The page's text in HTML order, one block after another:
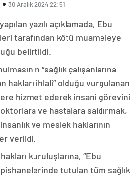
30 Aralık 2024 22:51
yazılı açıklamada, Ebu
tarafından kötü muameleye
belirtildi.
“sağlık çalışanlarına
hakları ihlali” olduğu vurgulanan
hizmet ederek insani görevini
ve hastalara saldırmak,
ve meslek haklarının
verildi.
kuruluşlarına, “Ebu
tutulan tüm sağlık